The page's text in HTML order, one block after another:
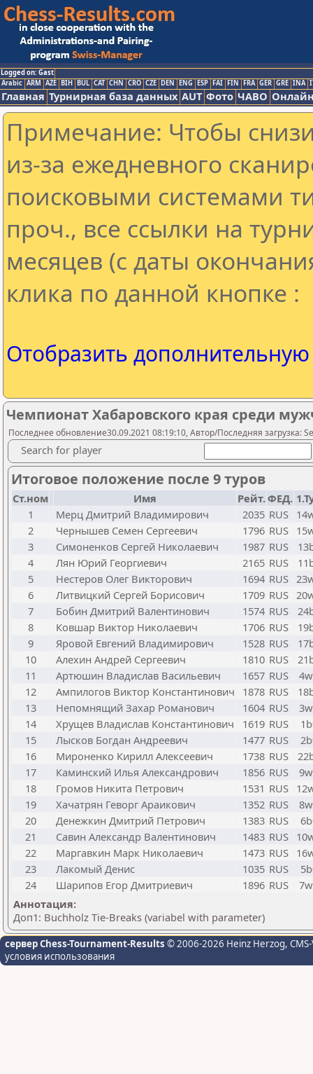
Logged on: Gast
Arabic ARM AZE BIH BUL CAT CHN CRO CZE DEN ENG ESP FAI FIN FRA GER GRE INA
Главная Турнирная база данных AUT Фото ЧАВО
Примечание: Чтобы
из-за ежедневного
поисковыми системами
проч., все ссылки на
месяцев (с даты
клика по данной кнопке :
Отобразить
Чемпионат Хабаровского края среди
Последнее обновление30.09.2021 08:19:10, Автор/Последняя загрузка:
Search for player
Итоговое положение после 9 туров
Ст.ном Имя Рейт.ФЕД.
1
Мерц Дмитрий Владимирович 2035 RUS
2
Чернышев Семен Сергеевич 1796 RUS
3
Симоненков Сергей Николаевич 1987 RUS
4
Лян Юрий Георгиевич 2165 RUS
5
Нестеров Олег Викторович 1694 RUS
6
Литвицкий Сергей Борисович 1709 RUS
7
Бобин Дмитрий Валентинович 1574 RUS
8
Ковшар Виктор Николаевич 1706 RUS
9
Яровой Евгений Владимирович 1528 RUS
10
Алехин Андрей Сергеевич 1810 RUS
11
Артюшин Владислав Васильевич 1657 RUS
12
Ампилогов Виктор Константинович 1878 RUS
13
Непомнящий Захар Романович 1604 RUS
14
Хрущев Владислав Константинович 1619 RUS
15
Лысков Богдан Андреевич 1477 RUS
16
Мироненко Кирилл Алексеевич 1738 RUS
17
Каминский Илья Александрович 1856 RUS
18
Громов Никита Петрович 1531 RUS
19
Хачатрян Геворг Араикович 1352 RUS
20
Денежкин Дмитрий Петрович 1383 RUS
21
Савин Александр Валентинович 1483 RUS
22
Маргавкин Марк Николаевич 1473 RUS
23
Лакомый Денис 1035 RUS
24
Шарипов Егор Дмитриевич 1896 RUS
Аннотация:
Доп1: Buchholz Tie-Breaks (variabel with parameter)
сервер Chess-Tournament-Results © 2006-2026 Heinz Herzog,
условия использования